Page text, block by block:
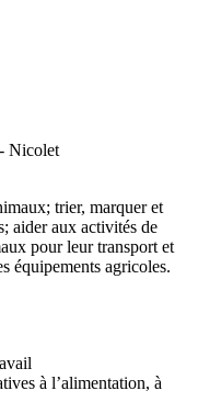
Nicolet
trier, marquer et
aider aux activités de
pour leur transport et
équipements agricoles.
ce travail
à l’alimentation, à